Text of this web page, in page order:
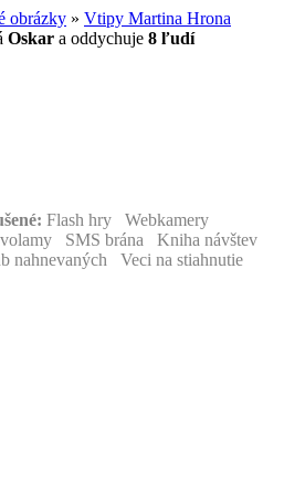
obrázky » Vtipy Martina Hrona
Oskar a oddychuje 8 ľudí
Flash hry Webkamery
SMS brána Kniha návštev
nahnevaných Veci na stiahnutie